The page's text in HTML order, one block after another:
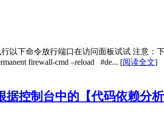
下命令放行端口在访问面板试试 注意：
firewall-cmd –reload #de... [阅读全文]
控制台中的【代码依赖分